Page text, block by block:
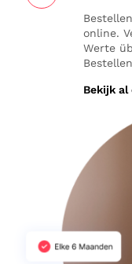
online.
Werte
Bekijk al